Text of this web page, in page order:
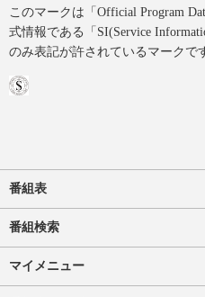
このマークは「Official Program
式情報である「SI(Service
のみ表記が許されているマークで
番組表
番組検索
マイメニュー